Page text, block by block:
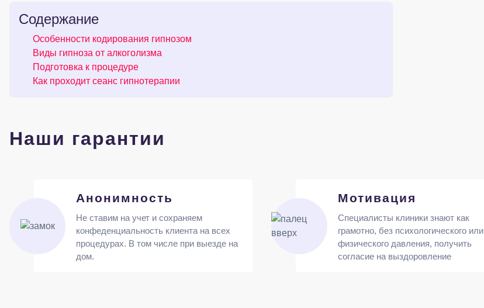
Содержание
Особенности кодирования гипнозом
Виды гипноза от алкоголизма
Подготовка к процедуре
Как проходит сеанс гипнотерапии
Наши гарантии
Анонимность
Не ставим на учет и сохраняем
конфеденциальность клиента на всех
процедурах. В том числе при выезде на
дом.
Мотивация
Специалисты клиники знают как
грамотно, без психологического или
физического давления, получить
согласие на выздоровление